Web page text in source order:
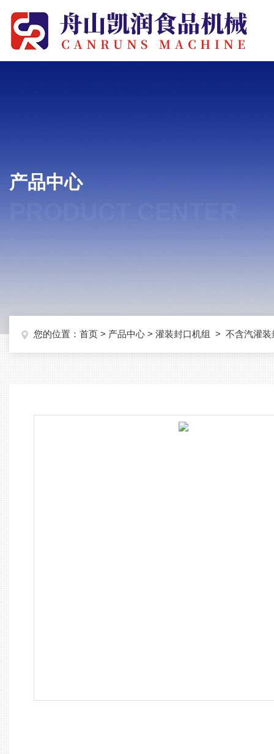
产品中心
您的位置： 首页 > 产品中心 > 灌装封口机组 > 不含汽灌装